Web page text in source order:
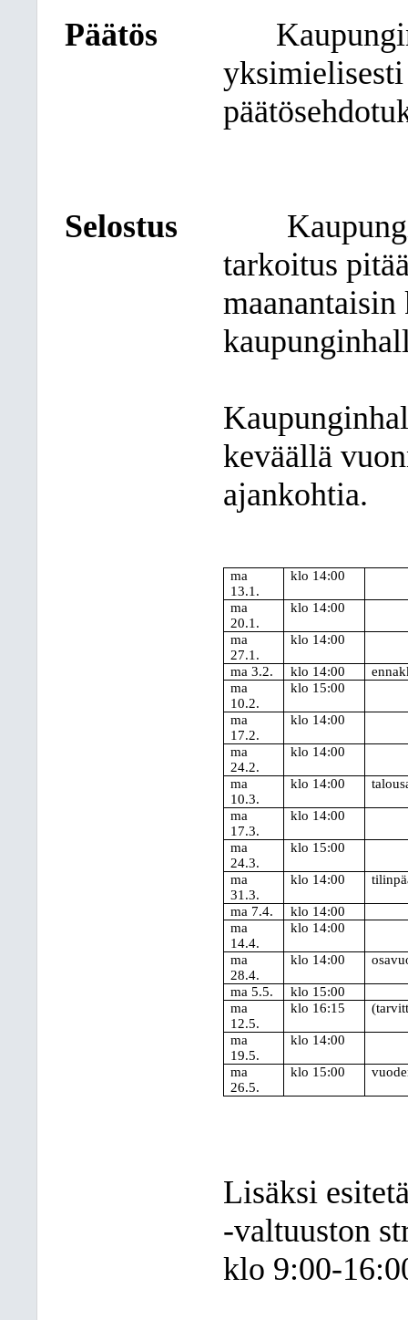
Päätös
Selostus
tarkoitus
keväällä
ajankohtia.
ma
13.1.
klo 14:00
ma
20.1.
klo 14:00
ma
27.1.
klo 14:00
ma 3.2. klo 14:00
ma
10.2.
klo 15:00
ma
17.2.
klo 14:00
ma
24.2.
klo 14:00
ma
10.3.
klo 14:00
ma
17.3.
klo 14:00
ma
24.3.
klo 15:00
ma
31.3.
klo 14:00
ma 7.4.
klo 14:00
ma
14.4.
klo 14:00
ma
28.4.
klo 14:00
ma 5.5.
klo 15:00
ma
12.5.
klo 16:15
ma
19.5.
klo 14:00
ma
26.5.
klo 15:00
Lisäksi
-valtuuston
klo 9:00-